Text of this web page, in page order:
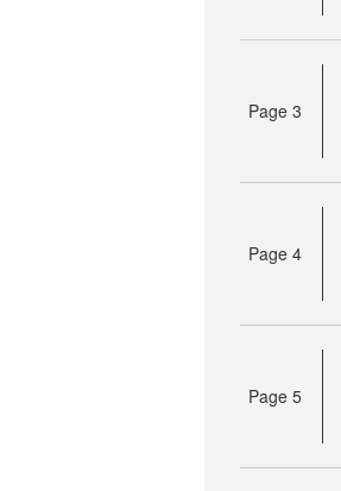
Page 3
Page 4
Page 5